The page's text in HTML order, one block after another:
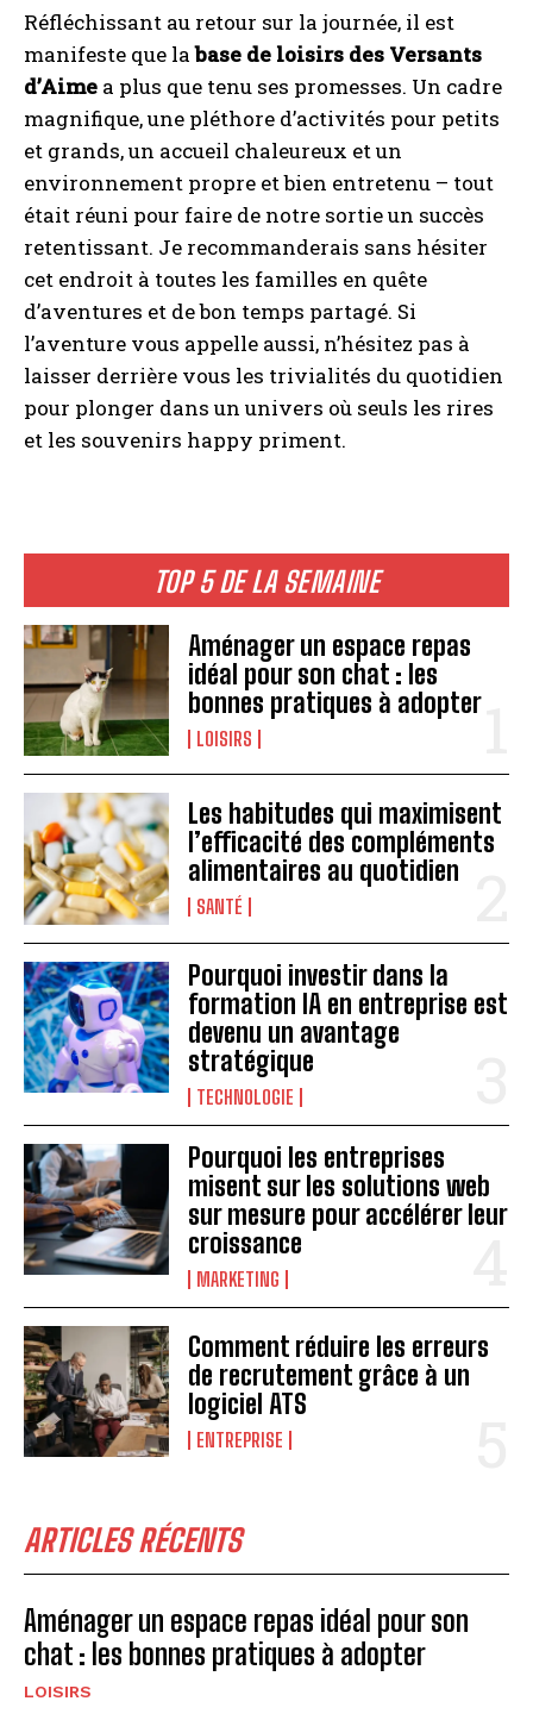
TOP 5 DE LA SEMAINE
Aménager un espace repas
idéal pour son chat : les
bonnes pratiques à adopter
LOISIRS
Les habitudes qui maximisent
l’efficacité des compléments
alimentaires au quotidien
SANTÉ
Pourquoi investir dans la
formation IA en entreprise est
devenu un avantage
stratégique
TECHNOLOGIE
Pourquoi les entreprises
misent sur les solutions web
sur mesure pour accélérer leur
croissance
MARKETING
Comment réduire les erreurs
de recrutement grâce à un
logiciel ATS
ENTREPRISE
ARTICLES RÉCENTS
Aménager un espace repas idéal pour son
chat : les bonnes pratiques à adopter
LOISIRS
Réfléchissant au retour sur la journée, il est
manifeste que labase de loisirs des Versants
d’Aime a plus que tenu ses promesses. Un cadre
magnifique, une pléthore d’activités pour petits
et grands, un accueil chaleureux et un
environnement propre et bien entretenu – tout
était réuni pour faire de notre sortie un succès
retentissant. Je recommanderais sans hésiter
cet endroit à toutes les familles en quête
d’aventures et de bon temps partagé. Si
l’aventure vous appelle aussi, n’hésitez pas à
laisser derrière vous les trivialités du quotidien
pour plonger dans un univers où seuls les rires
et les souvenirs happy priment.